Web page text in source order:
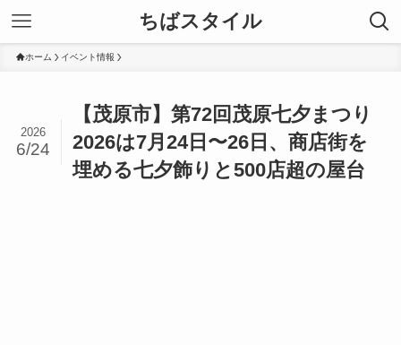
ちばスタイル
ホーム イベント情報
【茂原市】第72回茂原七夕まつり
2026は7月24日〜26日、商店街を
埋める七夕飾りと500店超の屋台
2026
6/24